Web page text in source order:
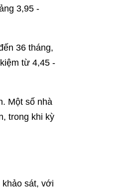
3,95 -
36 tháng,
từ 4,45 -
Một số nhà
trong khi kỳ
khảo sát, với